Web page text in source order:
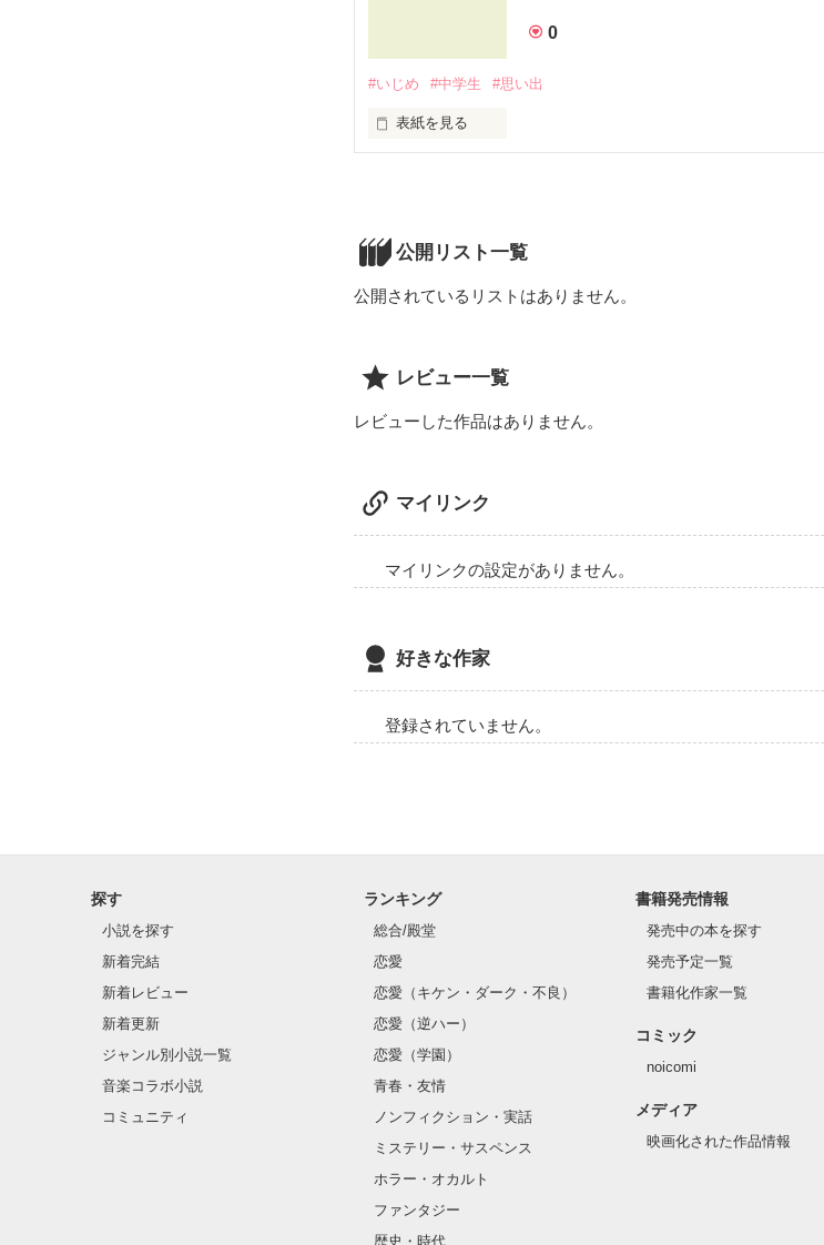
0
#いじめ #中学生 #思い出
表紙を見る
公開リスト一覧
公開されているリストはありません。
レビュー一覧
レビューした作品はありません。
マイリンク
マイリンクの設定がありません。
好きな作家
登録されていません。
探す
小説を探す
新着完結
新着レビュー
新着更新
ジャンル別小説一覧
音楽コラボ小説
コミュニティ
ランキング
総合/殿堂
恋愛
恋愛（キケン・ダーク・不良）
恋愛（逆ハー）
恋愛（学園）
青春・友情
ノンフィクション・実話
ミステリー・サスペンス
ホラー・オカルト
ファンタジー
歴史・時代
書籍発売情報
発売中の本を探す
発売予定一覧
書籍化作家一覧
コミック
noicomi
メディア
映画化された作品情報